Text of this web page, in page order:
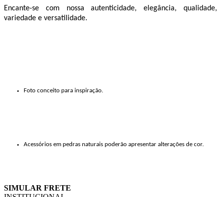
Encante-se com nossa autenticidade, elegância, qualidade,
variedade e versatilidade.
Foto conceito para inspiração.
Acessórios em pedras naturais poderão apresentar alterações de cor.
SIMULAR FRETE